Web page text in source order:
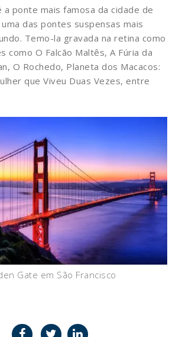
a ponte mais famosa da cidade de
uma das pontes suspensas mais
Temo-la gravada na retina como
como O Falcão Maltês, A Fúria da
O Rochedo, Planeta dos Macacos:
que Viveu Duas Vezes, entre
Gate em São Francisco